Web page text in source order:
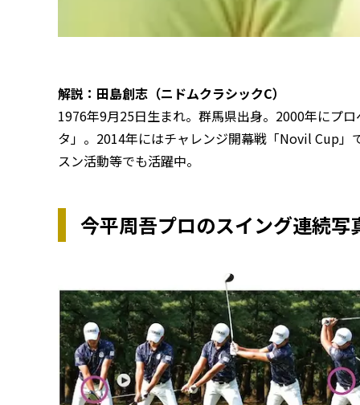
解説：田島創志（ニドムクラシックC）
1976年9月25日生まれ。群馬県出身。2000年にプ
タ」。2014年にはチャレンジ開幕戦「Novil Cup
スン活動等でも活躍中。
今平周吾プロのスイング連続写